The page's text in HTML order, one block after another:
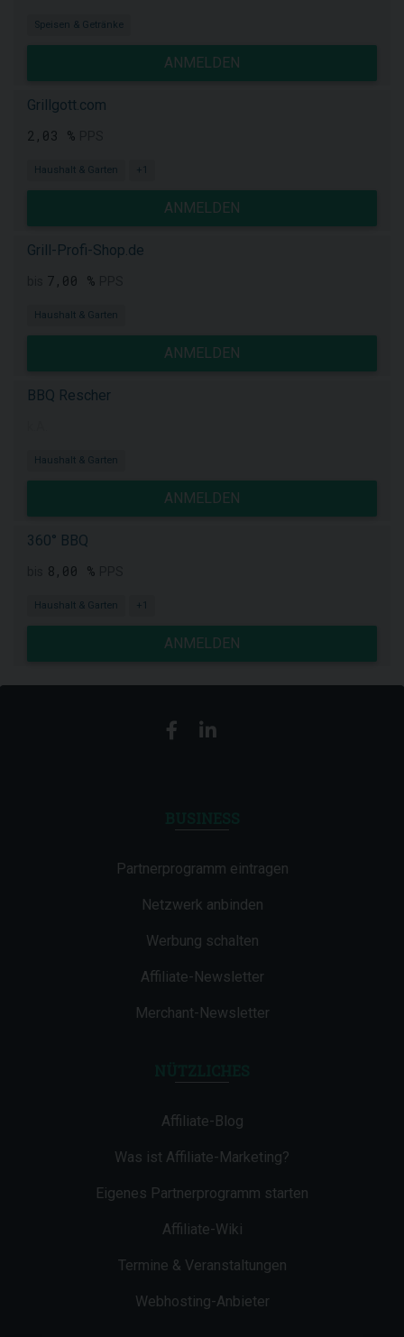
Speisen & Getränke
ANMELDEN
Grillgott.com
2,03 %
Haushalt & Garten +1
ANMELDEN
Grill-Profi-Shop.de
7,00 %
Haushalt & Garten
ANMELDEN
BBQ Rescher
Haushalt & Garten
ANMELDEN
360° BBQ
8,00 %
Haushalt & Garten +1
ANMELDEN
Partnerprogramm eintragen
Netzwerk anbinden
Werbung schalten
Affiliate-Newsletter
Merchant-Newsletter
Affiliate-Blog
Was ist Affiliate-Marketing?
Eigenes Partnerprogramm starten
Affiliate-Wiki
Termine & Veranstaltungen
Webhosting-Anbieter